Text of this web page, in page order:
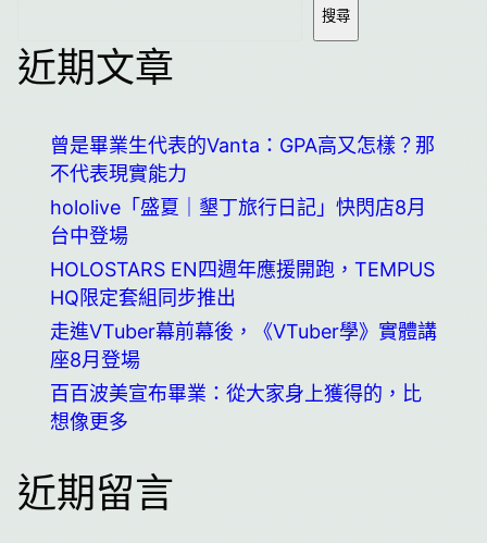
搜尋
近期文章
曾是畢業生代表的Vanta：GPA高又怎樣？那
不代表現實能力
hololive「盛夏｜墾丁旅行日記」快閃店8月
台中登場
HOLOSTARS EN四週年應援開跑，TEMPUS
HQ限定套組同步推出
走進VTuber幕前幕後，《VTuber學》實體講
座8月登場
百百波美宣布畢業：從大家身上獲得的，比
想像更多
近期留言